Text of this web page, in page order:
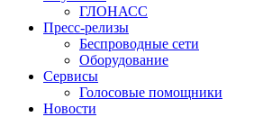
ГЛОНАСС
Пресс-релизы
Беспроводные сети
Оборудование
Сервисы
Голосовые помощники
Новости